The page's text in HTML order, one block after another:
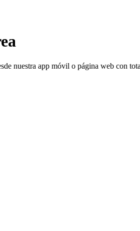
nuestra app móvil o página web con